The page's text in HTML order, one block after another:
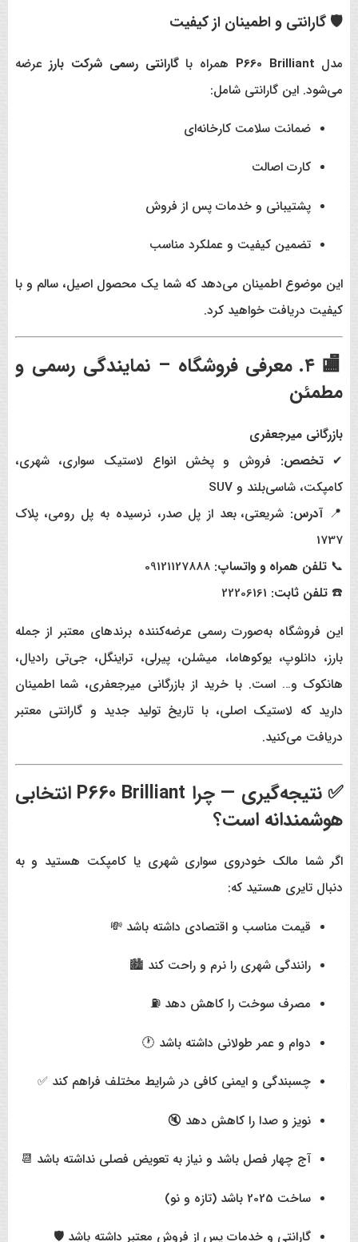
🛡️ گارانتی و اطمینان از کیفیت
مدل P660 Brilliant همراه با گارانتی رسمی شرکت بارز عرضه
می‌شود. این گارانتی شامل:
ضمانت سلامت کارخانه‌ای
کارت اصالت
پشتیبانی و خدمات پس از فروش
تضمین کیفیت و عملکرد مناسب
این موضوع اطمینان می‌دهد که شما یک محصول اصیل، سالم و با
کیفیت دریافت خواهید کرد.
🏬 ۴. معرفی فروشگاه – نمایندگی رسمی و
مطمئن
بازرگانی میرجعفری
✔ تخصص: فروش و پخش انواع لاستیک سواری، شهری،
کامپکت، شاسی‌بلند و SUV
📍 آدرس: شریعتی، بعد از پل صدر، نرسیده به پل رومی، پلاک
1737
📞 تلفن همراه و واتساپ: 09121127888
☎️ تلفن ثابت: 22206161
این فروشگاه به‌صورت رسمی عرضه‌کننده برندهای معتبر از جمله
بارز، دانلوپ، یوکوهاما، میشلن، پیرلی، تراینگل، جی‌تی رادیال،
هانکوک و… است. با خرید از بازرگانی میرجعفری، شما اطمینان
دارید که لاستیک اصلی، با تاریخ تولید جدید و گارانتی معتبر
دریافت می‌کنید.
✅ نتیجه‌گیری — چرا P660 Brilliant انتخابی
هوشمندانه است؟
اگر شما مالک خودروی سواری شهری یا کامپکت هستید و به
دنبال تایری هستید که:
قیمت مناسب و اقتصادی داشته باشد 💸
رانندگی شهری را نرم و راحت کند 🏙️
مصرف سوخت را کاهش دهد ⛽
دوام و عمر طولانی داشته باشد 🕐
چسبندگی و ایمنی کافی در شرایط مختلف فراهم کند ✅
نویز و صدا را کاهش دهد 🔇
آج چهار فصل باشد و نیاز به تعویض فصلی نداشته باشد 📆
ساخت 2025 باشد (تازه و نو)
گارانتی و خدمات پس از فروش معتبر داشته باشد 🛡️